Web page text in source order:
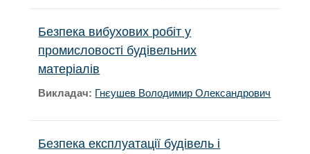
Безпека вибухових робіт у
промисловості будівельних
матеріалів
Викладач: Гнєушев Володимир Олександрович
Безпека експлуатації будівель і